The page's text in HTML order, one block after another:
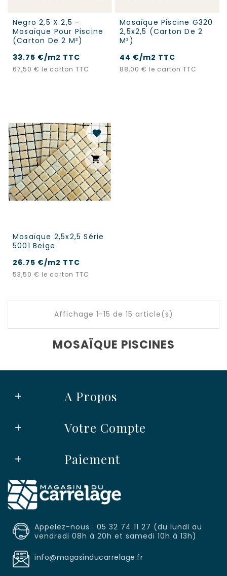
Negro 2,5 X 2,5 -
Mosaïque Pour Piscine
(carton De 2 M²)
33.75 €/m2 TTC
67,50 € le carton TTC
Mosaïque Piscine G320
2,5x2,5 (carton De 2
M²)
44 €/m2 TTC
88,00 € le carton TTC
Mosaïque 2,5x2,5 Série
5001 Beige
26.75 €/m2 TTC
53,50 € le carton TTC
favorite
shopping_cart
Affichage 1-15 de 15 article(s)
MOSAÏQUE PISCINES
A Propos

Votre Compte

Paiement

Appelez-nous : 05 32 74 11 27 (du lundi au
vendredi 08h à 20h et samedi 10h à 13h)
info@magasinducarrelage.fr